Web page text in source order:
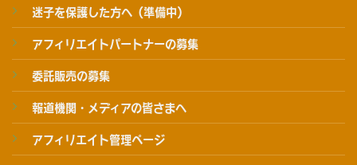
迷子を保護した方へ（準備中）
アフィリエイトパートナーの募集
委託販売の募集
報道機関・メディアの皆さまへ
アフィリエイト管理ページ